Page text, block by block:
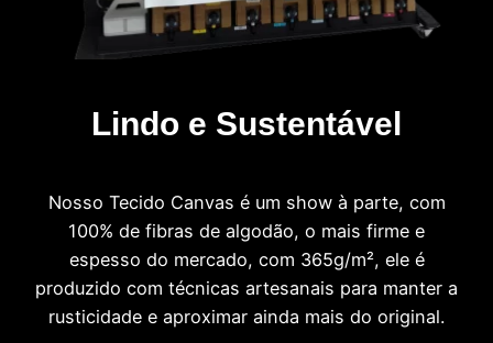
Lindo e Sustentável
Nosso Tecido Canvas é um show à parte, com
100% de fibras de algodão, o mais firme e
espesso do mercado, com 365g/m², ele é
produzido com técnicas artesanais para manter a
rusticidade e aproximar ainda mais do original.